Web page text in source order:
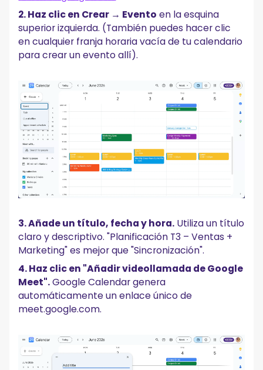
2. Haz clic en Crear → Evento en la esquina
superior izquierda. (También puedes hacer clic
en cualquier franja horaria vacía de tu calendario
para crear un evento allí).
3. Añade un título, fecha y hora. Utiliza un título
claro y descriptivo. "Planificación T3 – Ventas +
Marketing" es mejor que "Sincronización".
4. Haz clic en "Añadir videollamada de Google
Meet".Google Calendar genera
automáticamente un enlace único de
meet.google.com.